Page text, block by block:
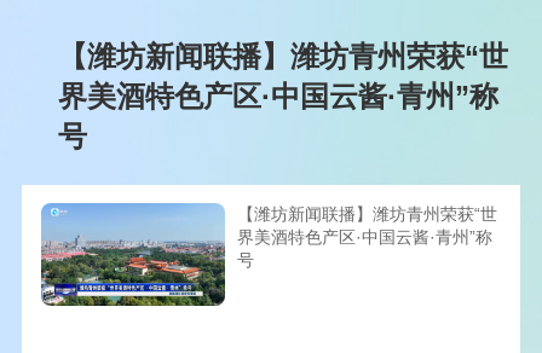
【潍坊新闻联播】潍坊青州荣获“世
界美酒特色产区·中国云酱·青州”称
号
【潍坊新闻联播】潍坊青州荣获“世
界美酒特色产区·中国云酱·青州”称
号